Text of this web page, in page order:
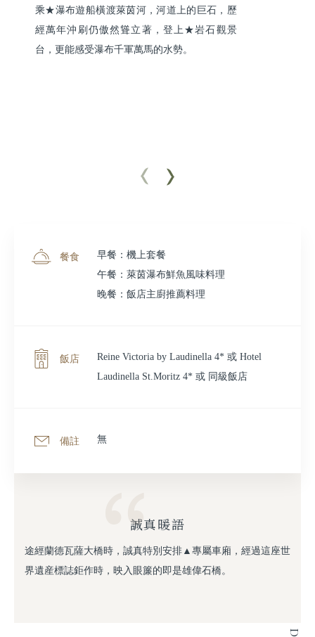
乘★瀑布遊船橫渡萊茵河，河道上的巨石，歷
經萬年沖刷仍傲然聳立著，登上★岩石觀景
台，更能感受瀑布千軍萬馬的水勢。
餐食
早餐：機上套餐
午餐：萊茵瀑布鮮魚風味料理
晚餐：飯店主廚推薦料理
飯店
Reine Victoria by Laudinella 4* 或 Hotel
Laudinella St.Moritz 4* 或 同級飯店
備註 無
誠真暖語
途經蘭德瓦薩大橋時，誠真特別安排▲專屬車廂，經過這座世
界遺産標誌鉅作時，映入眼簾的即是雄偉石橋。